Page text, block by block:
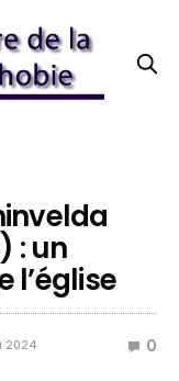
: un
l’église
2024 0